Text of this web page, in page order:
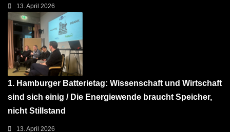
13. April 2026
1. Hamburger Batterietag: Wissenschaft und Wirtschaft
sind sich einig / Die Energiewende braucht Speicher,
nicht Stillstand
13. April 2026